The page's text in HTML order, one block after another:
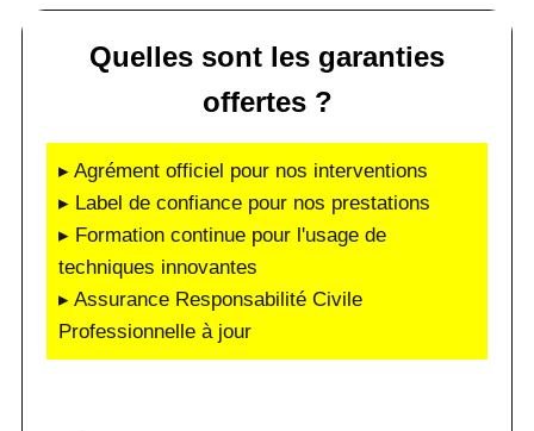
Quelles sont les garanties
offertes ?
▸ Agrément officiel pour nos interventions
▸ Label de confiance pour nos prestations
▸ Formation continue pour l'usage de
techniques innovantes
▸ Assurance Responsabilité Civile
Professionnelle à jour